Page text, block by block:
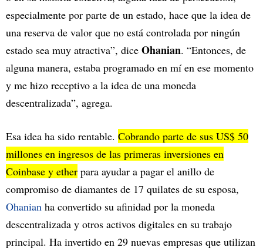
especialmente por parte de un estado, hace que la idea de
una reserva de valor que no está controlada por ningún
estado sea muy atractiva”, dice Ohanian. “Entonces, de
alguna manera, estaba programado en mí en ese momento
y me hizo receptivo a la idea de una moneda
descentralizada”, agrega.
Esa idea ha sido rentable. Cobrando parte de sus US$ 50
millones en ingresos de las primeras inversiones en
Coinbase y ether para ayudar a pagar el anillo de
compromiso de diamantes de 17 quilates de su esposa,
Ohanian ha convertido su afinidad por la moneda
descentralizada y otros activos digitales en su trabajo
principal. Ha invertido en 29 nuevas empresas que utilizan